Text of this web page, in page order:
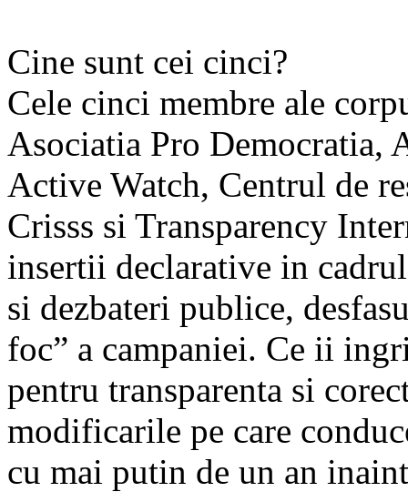
Cine sunt cei cinci?
Cele cinci membre ale
Asociatia Pro Democratia,
Active Watch, Centrul de
Crisss si Transparency
insertii declarative in
si dezbateri publice,
foc” a campaniei. Ce ii
pentru transparenta si
modificarile pe care
cu mai putin de un an